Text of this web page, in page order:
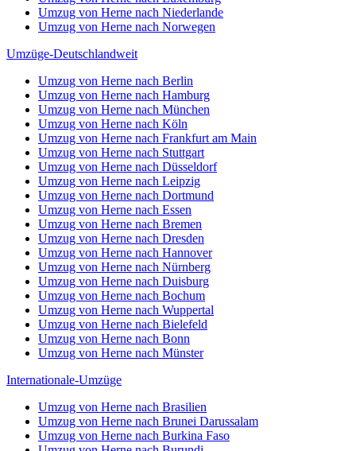
Umzug von Herne nach Niederlande
Umzug von Herne nach Norwegen
Umzüge-Deutschlandweit
Umzug von Herne nach Berlin
Umzug von Herne nach Hamburg
Umzug von Herne nach München
Umzug von Herne nach Köln
Umzug von Herne nach Frankfurt am Main
Umzug von Herne nach Stuttgart
Umzug von Herne nach Düsseldorf
Umzug von Herne nach Leipzig
Umzug von Herne nach Dortmund
Umzug von Herne nach Essen
Umzug von Herne nach Bremen
Umzug von Herne nach Dresden
Umzug von Herne nach Hannover
Umzug von Herne nach Nürnberg
Umzug von Herne nach Duisburg
Umzug von Herne nach Bochum
Umzug von Herne nach Wuppertal
Umzug von Herne nach Bielefeld
Umzug von Herne nach Bonn
Umzug von Herne nach Münster
Internationale-Umzüge
Umzug von Herne nach Brasilien
Umzug von Herne nach Brunei Darussalam
Umzug von Herne nach Burkina Faso